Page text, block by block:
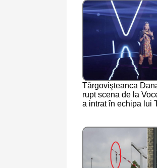
Târgovişteanca
rupt scena de la
a intrat în echipa lui